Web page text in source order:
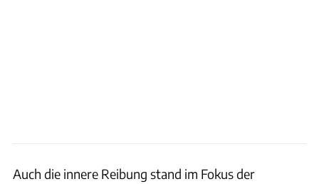
Auch die innere Reibung stand im Fokus der